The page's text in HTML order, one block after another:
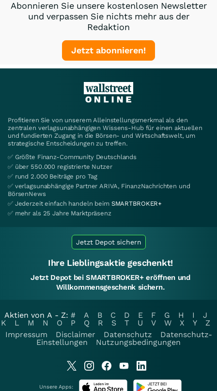
Abonnieren Sie unsere kostenlosen Newsletter
und verpassen Sie nichts mehr aus der
Redaktion
Jetzt abonnieren!
Profitieren Sie von unserem Alleinstellungsmerkmal als den
zentralen verlagsunabhängigen Wissens-Hub für einen aktuellen
und fundierten Zugang in die Börsen- und Wirtschaftswelt, um
strategische Entscheidungen zu treffen.
✅ Größte Finanz-Community Deutschlands
✅ über 550.000 registrierte Nutzer
✅ rund 2.000 Beiträge pro Tag
✅ verlagsunabhängige Partner ARIVA, FinanzNachrichten und
BörsenNews
✅ Jederzeit einfach handeln beim SMARTBROKER+
✅ mehr als 25 Jahre Marktpräsenz
Jetzt Depot sichern
Ihre Lieblingsaktie geschenkt!
Jetzt Depot bei SMARTBROKER+ eröffnen und
Willkommensgeschenk sichern.
Aktien von A - Z: # A B C D E F G H I
J
K
L M N O P Q R S T U V W X Y
Z
Impressum
Disclaimer Datenschutz
Datenschutz-
Einstellungen
Nutzungsbedingungen
Unsere Apps: